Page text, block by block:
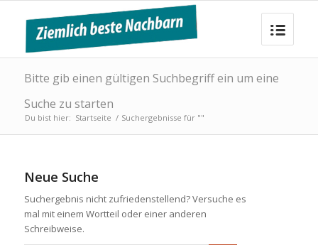
Bitte gib einen gültigen Suchbegriff ein um eine
Suche zu starten
Du bist hier: Startseite / Suchergebnisse für ""
Neue Suche
Suchergebnis nicht zufriedenstellend? Versuche es
mal mit einem Wortteil oder einer anderen
Schreibweise.